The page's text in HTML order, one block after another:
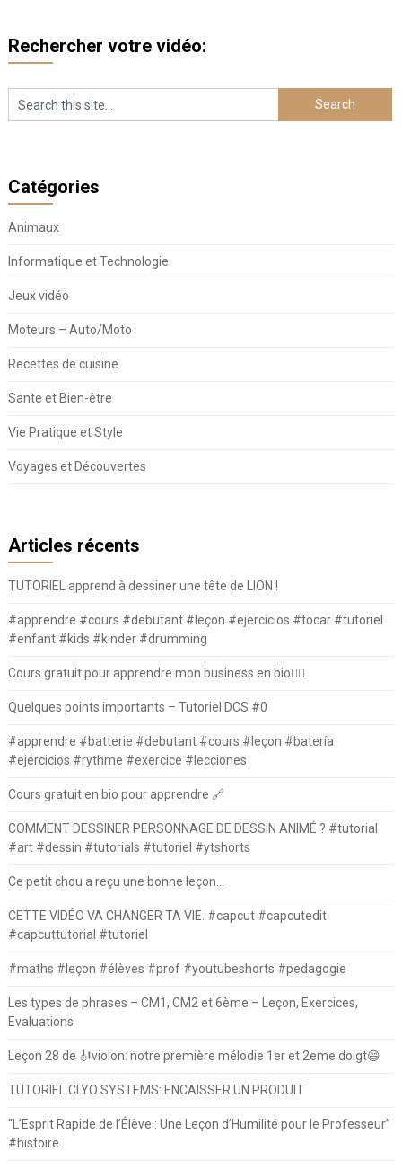
Rechercher votre vidéo:
Catégories
Animaux
Informatique et Technologie
Jeux vidéo
Moteurs – Auto/Moto
Recettes de cuisine
Sante et Bien-être
Vie Pratique et Style
Voyages et Découvertes
Articles récents
TUTORIEL apprend à dessiner une tête de LION !
#apprendre #cours #debutant #leçon #ejercicios #tocar #tutoriel
#enfant #kids #kinder #drumming
Cours gratuit pour apprendre mon business en bio⛓️‍💥
Quelques points importants – Tutoriel DCS #0
#apprendre #batterie #debutant #cours #leçon #batería
#ejercicios #rythme #exercice #lecciones
Cours gratuit en bio pour apprendre 🔗
COMMENT DESSINER PERSONNAGE DE DESSIN ANIMÉ ? #tutorial
#art #dessin #tutorials #tutoriel #ytshorts
Ce petit chou a reçu une bonne leçon…
CETTE VIDÉO VA CHANGER TA VIE. #capcut #capcutedit
#capcuttutorial #tutoriel
#maths #leçon #élèves #prof #youtubeshorts #pedagogie
Les types de phrases – CM1, CM2 et 6ème – Leçon, Exercices,
Evaluations
Leçon 28 de 🎻violon: notre première mélodie 1er et 2eme doigt😄
TUTORIEL CLYO SYSTEMS: ENCAISSER UN PRODUIT
“L’Esprit Rapide de l’Élève : Une Leçon d’Humilité pour le Professeur”
#histoire